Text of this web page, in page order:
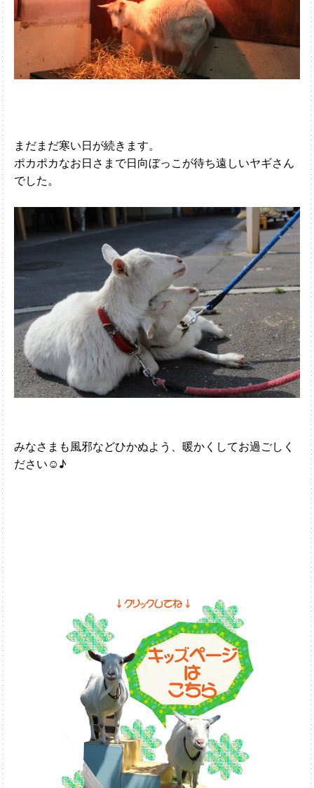
まだまだ寒い日が続きます。
ポカポカなお日さまで日向ぼっこが待ち遠しいヤギさん
でした。
みなさまも風邪などひかぬよう、暖かくしてお過ごしく
ださい☺♪